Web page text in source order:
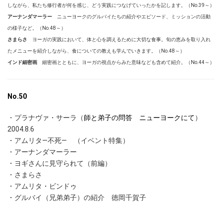
しながら、私たち修行者が何を感じ、どう実践につなげていったかを記します。（No.39～）
アーナンダマーラー ニューヨークのグルバイたちの紹介やエピソード、ミッションの活動
の様子など。（No.48～）
さまらさ ヨーガの実践において、体と心を調えるために大切な食事。旬の恵みを取り入れ
たメニューを紹介しながら、食についての教えも学んでいきます。（No.48～）
インド細密画 細密画とともに、ヨーガの視点からみた意味なども含めて紹介。（No.44～）
No.50
・プラナヴァ・サーラ（師と弟子の問答 ニューヨークにて）
2004.8.6
・アムリタ―不死― （イベント特集）
・アーナンダマーラー
・ヨギさんに見守られて（前編）
・さまらさ
・アムリタ・ビンドゥ
・グルバイ（兄弟弟子）の紹介 徳岡千賀子